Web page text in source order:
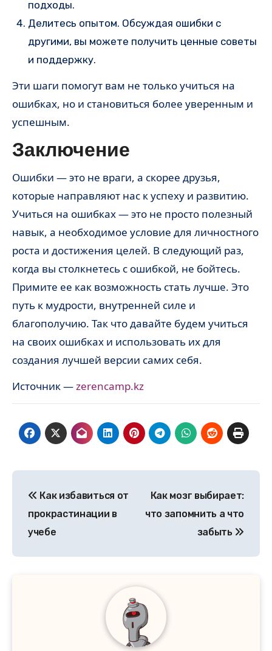
подходы.
Делитесь опытом. Обсуждая ошибки с
другими, вы можете получить ценные советы
и поддержку.
Эти шаги помогут вам не только учиться на
ошибках, но и становиться более уверенным и
успешным.
Заключение
Ошибки — это не враги, а скорее друзья,
которые направляют нас к успеху и развитию.
Учиться на ошибках — это не просто полезный
навык, а необходимое условие для личностного
роста и достижения целей. В следующий раз,
когда вы столкнетесь с ошибкой, не бойтесь.
Примите ее как возможность стать лучше. Это
путь к мудрости, внутренней силе и
благополучию. Так что давайте будем учиться
на своих ошибках и использовать их для
создания лучшей версии самих себя.
Источник —zerencamp.kz
по
записям
Как избавиться от
прокрастинации в
учебе
Как мозг выбирает:
что запомнить а что
забыть